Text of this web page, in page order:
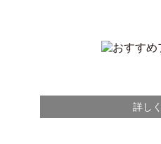
詳し